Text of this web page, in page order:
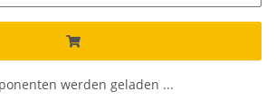
werden geladen ...